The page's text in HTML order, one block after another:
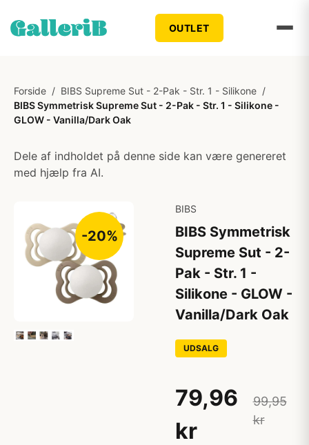
OUTLET
Forside / BIBS Supreme Sut - 2-Pak - Str. 1 - Silikone /
BIBS Symmetrisk Supreme Sut - 2-Pak - Str. 1 - Silikone -
GLOW - Vanilla/Dark Oak
Dele af indholdet på denne side kan være genereret
med hjælp fra AI.
-20%
BIBS
BIBS Symmetrisk
Supreme Sut - 2-
Pak - Str. 1 -
Silikone - GLOW -
Vanilla/Dark Oak
UDSALG
79,96
kr
99,95
kr